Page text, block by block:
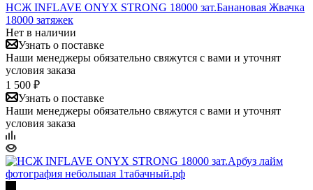
НСЖ INFLAVE ONYX STRONG 18000 зат.Банановая Жвачка
18000 затяжек
Нет в наличии
Узнать о поставке
Наши менеджеры обязательно свяжутся с вами и уточнят
условия заказа
1 500 ₽
Узнать о поставке
Наши менеджеры обязательно свяжутся с вами и уточнят
условия заказа